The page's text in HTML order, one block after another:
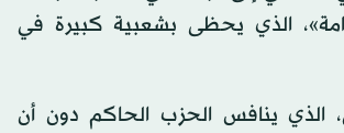
الذي يحظى بشعبية كبيرة في
الذي ينافس الحزب الحاكم دون أن